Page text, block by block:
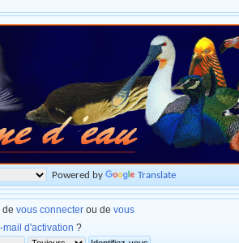
Powered by Translate
de vous connecter ou de vous
mail d'activation ?